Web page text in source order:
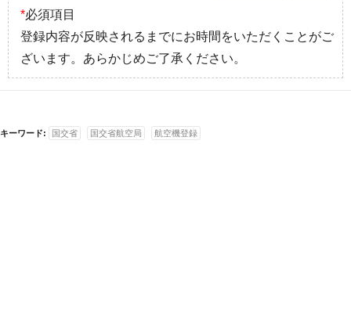
*必須項目
登録内容が反映されるまでにお時間をいただくことがご
ざいます。あらかじめご了承ください。
キーワード: 国交省 国交省航空局 航空機登録